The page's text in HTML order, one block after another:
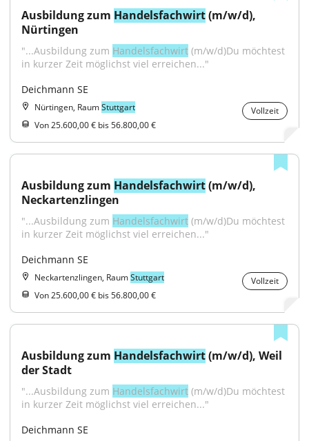
Ausbildung zum Handelsfachwirt (m/w/d),
Nürtingen
"...Ausbildung zum Handelsfachwirt (m/w/d)Du möchtest
in kurzer Zeit möglichst viel erreichen..."
Deichmann SE
Nürtingen, RaumStuttgart
Vollzeit
Von 25.600,00 € bis 56.800,00 €
Ausbildung zum Handelsfachwirt (m/w/d),
Neckartenzlingen
"...Ausbildung zum Handelsfachwirt (m/w/d)Du möchtest
in kurzer Zeit möglichst viel erreichen..."
Deichmann SE
Neckartenzlingen, RaumStuttgart
Vollzeit
Von 25.600,00 € bis 56.800,00 €
Ausbildung zum Handelsfachwirt (m/w/d), Weil
der Stadt
"...Ausbildung zum Handelsfachwirt (m/w/d)Du möchtest
in kurzer Zeit möglichst viel erreichen..."
Deichmann SE